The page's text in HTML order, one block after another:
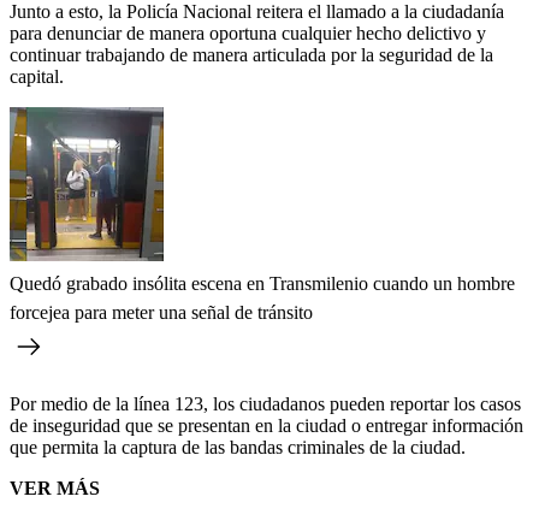
Junto a esto, la Policía Nacional reitera el llamado a la ciudadanía
para denunciar de manera oportuna cualquier hecho delictivo y
continuar trabajando de manera articulada por la seguridad de la
capital.
Quedó grabado insólita escena en Transmilenio cuando un hombre
forcejea para meter una señal de tránsito
Por medio de la línea 123, los ciudadanos pueden reportar los casos
de inseguridad que se presentan en la ciudad o entregar información
que permita la captura de las bandas criminales de la ciudad.
VER MÁS